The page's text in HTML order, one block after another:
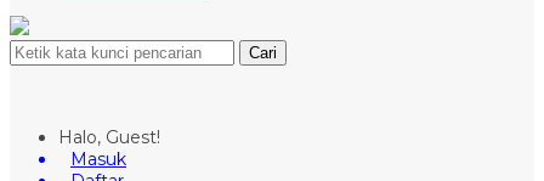
Cari
Halo, Guest!
Masuk